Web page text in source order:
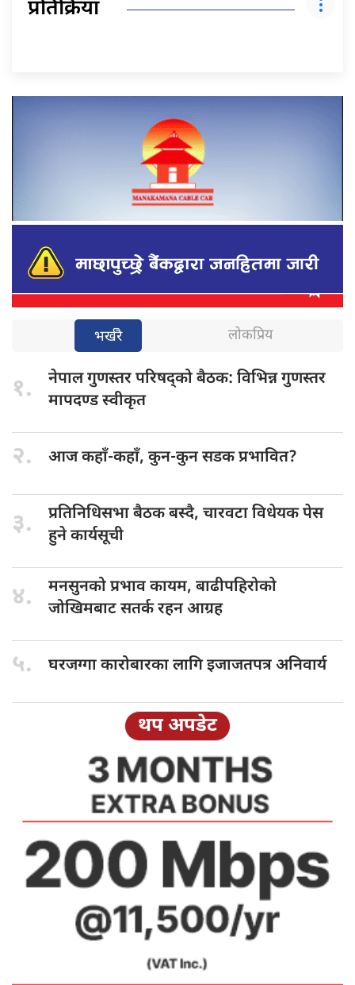
प्रतिक्रिया
भर्खरै लोकप्रिय
१. नेपाल गुणस्तरपरिषद्को बैठक: विभिन्न गुणस्तर
मापदण्ड स्वीकृत
२. आज कहाँ-कहाँ, कुन-कुन सडक प्रभावित?
३. प्रतिनिधिसभा बैठकबस्दै, चारवटा विधेयक पेस
हुने कार्यसूची
४. मनसुनको प्रभावकायम, बाढीपहिरोको
जोखिमबाट सतर्क रहन आग्रह
५. घरजग्गा कारोबारकालागि इजाजतपत्र अनिवार्य
थप अपडेट